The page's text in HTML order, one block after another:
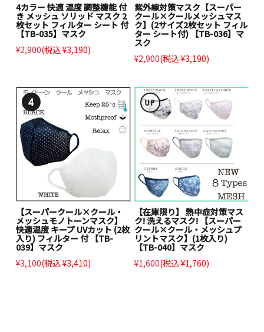
4カラー 快適 温度 調整機能 付
き メッシュ ソリッド マスク 2
枚セット フィルター シート 付
【TB-035】マスク
¥2,900(税込 ¥3,190)
紫外線対策マスク【スーパー
クール×クールメッシュマス
ク】(2サイズ2枚セット フィル
ター シート付) 【TB-036】マ
スク
¥2,900(税込 ¥3,190)
【スーパークール×クール・
メッシュモノトーンマスク】
快適温度 キープ UVカット (2枚
入り) フィルター 付 【TB-
039】マスク
¥3,100(税込 ¥3,410)
【在庫限り】 熱中症対策マス
ク! 洗えるマスク! 【スーパー
クール×クール・メッシュプ
リントマスク】(1枚入り)
【TB-040】マスク
¥1,600(税込 ¥1,760)